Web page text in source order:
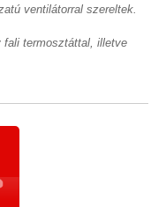
ventilátorral szereltek.
termosztáttal, illetve